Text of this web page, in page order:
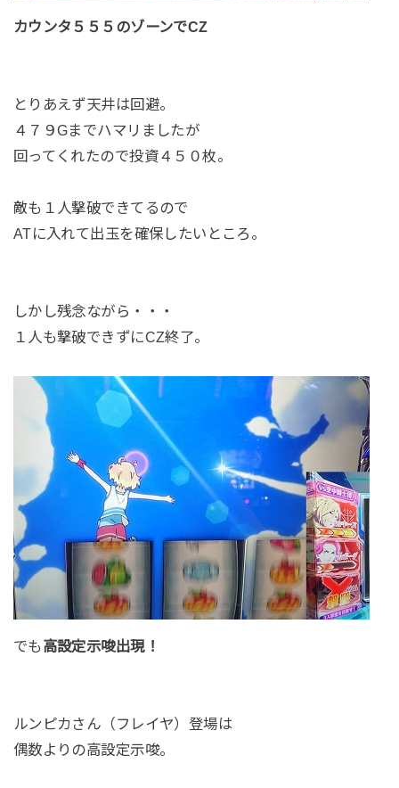
カウンタ５５５のゾーンでCZ
とりあえず天井は回避。
４７９Gまでハマリましたが
回ってくれたので投資４５０枚。
敵も１人撃破できてるので
ATに入れて出玉を確保したいところ。
しかし残念ながら・・・
１人も撃破できずにCZ終了。
でも 高設定示唆出現！
ルンピカさん（フレイヤ）登場は
偶数よりの高設定示唆。